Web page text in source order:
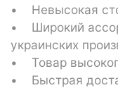
• Невысокая
• Широкий
украинских
• Товар
• Быстрая